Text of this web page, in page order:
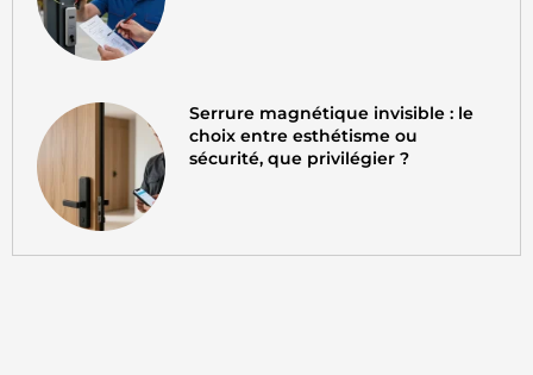
Serrure magnétique invisible : le
choix entre esthétisme ou
sécurité, que privilégier ?